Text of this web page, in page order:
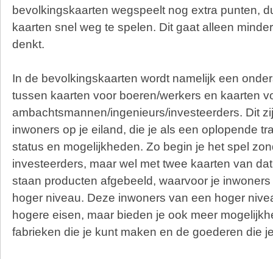
bevolkingskaarten wegspeelt nog extra punten,
kaarten snel weg te spelen. Dit gaat alleen
denkt.
In de bevolkingskaarten wordt namelijk een
tussen kaarten voor boeren/werkers en kaarten
ambachtsmannen/ingenieurs/investeerders. Dit
inwoners op je eiland, die je als een oplopende
status en mogelijkheden. Zo begin je het spel
investeerders, maar wel met twee kaarten van
staan producten afgebeeld, waarvoor je
hoger niveau. Deze inwoners van een hoger
hogere eisen, maar bieden je ook meer
fabrieken die je kunt maken en de goederen die